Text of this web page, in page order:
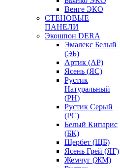
Венге ЭКО
СТЕНОВЫЕ
ПАНЕЛИ
Экошпон DERA
Эмалекс Белый
(ЭБ)
Артик (АР)
Ясень (ЯС)
Рустик
Натуральный
(РН)
Рустик Серый
(РС)
Белый Кипарис
(БК)
Щербет (ЩБ)
Ясень Грей (ЯГ)
Жемчуг (ЖМ)